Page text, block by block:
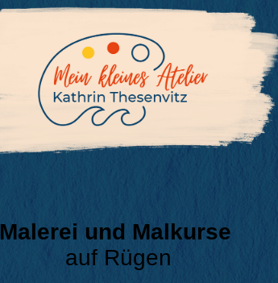
Malerei und Malkurse
auf Rügen